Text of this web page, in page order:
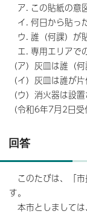
ア. この貼紙の意
イ. 何日から貼っ
ウ. 誰（何課）が
エ. 専用エリアで
（ア）灰皿は誰（
（イ）灰皿は誰が
（ウ）消火器は設
（令和6年7月2日
回答
このたびは、「市
す。
本市としまして